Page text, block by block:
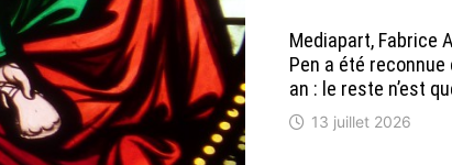
Mediapart, Fabrice
Pen a été
an : le reste n’est
13 juillet 2026